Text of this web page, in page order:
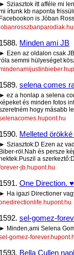
► Sziasztok itt afféle mi
írtunk kb naponta
Facebookon is Jóban
1588. Minden ami JB
► Ezen az oldalon csak
semmi hülyeséget
1589. selena comes
► ez a honlap a selena
képeket és minden fotos
hogy másabb
1590. Melleted
► Sziasztok:D Ezen az
Biber-röl.Nah és persze
a
jb.hupont.hu
1591. One Direction. ♥
► Ha igazi Directioner
1592. sel-gomez-
► Minden,ami Selena
gomez-
1593. Bella Cullen